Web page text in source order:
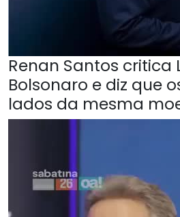
Renan Santos critica
Bolsonaro e diz que
lados da mesma